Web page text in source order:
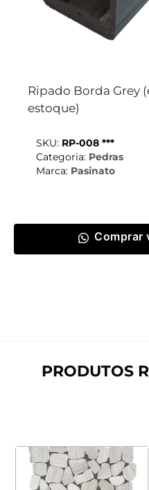
Ripado Borda Grey
estoque)
SKU: RP-008 ***
Categoria: Pedras
Marca: Pasinato
Comprar
PRODUTOS